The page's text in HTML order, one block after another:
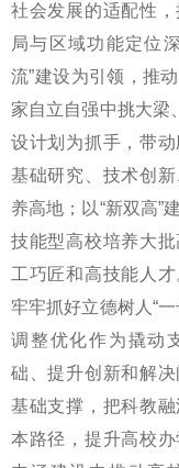
社会发展的适配性
局与区域功能定位
流”建设为引领，推
家自立自强中挑大梁
设计划为抓手，带
基础研究、技术创
养高地；以“新双高”
技能型高校培养大
工巧匠和高技能人
牢牢抓好立德树人“
调整优化作为撬动
础、提升创新和解
基础支撑，把科教
本路径，提升高校